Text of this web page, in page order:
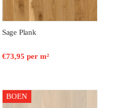
Sage Plank
€73,95 per m²
BOEN